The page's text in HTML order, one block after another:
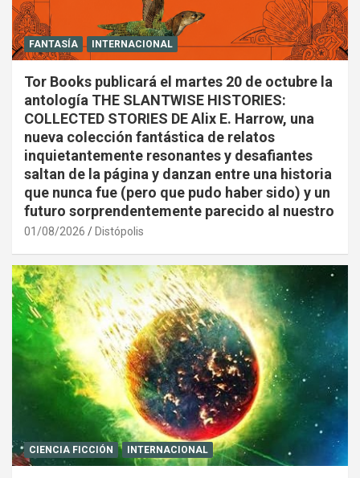
FANTASÍA INTERNACIONAL
Tor Books publicará el martes 20 de octubre la
antología THE SLANTWISE HISTORIES:
COLLECTED STORIES DE Alix E. Harrow, una
nueva colección fantástica de relatos
inquietantemente resonantes y desafiantes
saltan de la página y danzan entre una historia
que nunca fue (pero que pudo haber sido) y un
futuro sorprendentemente parecido al nuestro
01/08/2026 Distópolis
CIENCIA FICCIÓN INTERNACIONAL